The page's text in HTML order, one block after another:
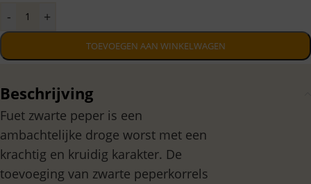
- +
TOEVOEGEN AAN WINKELWAGEN
Beschrijving
Fuet zwarte peper is een
ambachtelijke droge worst met een
krachtig en kruidig karakter. De
toevoeging van zwarte peperkorrels